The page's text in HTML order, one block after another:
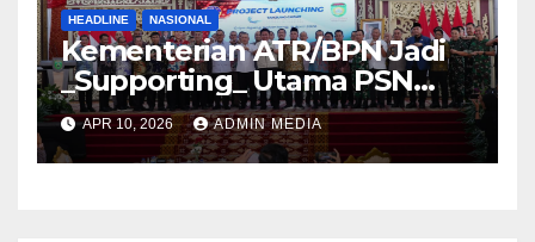
HEADLINE NASIONAL
Kementerian ATR/BPN Jadi
_Supporting_ Utama PSN
Pelabuhan Palembang Baru
Tanjung Carat
APR 10, 2026 ADMIN MEDIA